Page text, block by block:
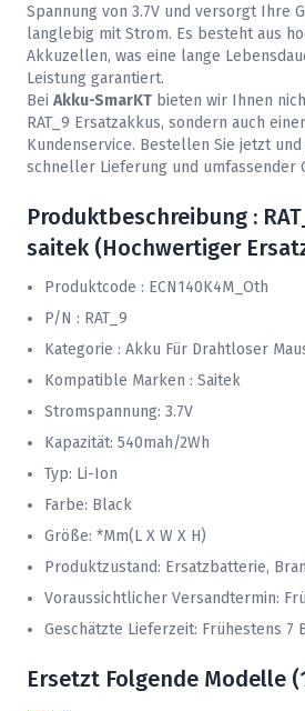
Spannung von 3.7V und versorgt Ihre
langlebig mit Strom. Es besteht aus
Akkuzellen, was eine lange
Leistung garantiert.
Bei Akku-SmarKT bieten wir Ihnen
RAT_9 Ersatzakkus, sondern auch
Kundenservice. Bestellen Sie jetzt
schneller Lieferung und umfassender
Produktbeschreibung :
saitek (Hochwertiger
Produktcode : ECN140K4M_Oth
P/N : RAT_9
Kategorie : Akku Für Drahtloser
Kompatible Marken : Saitek
Stromspannung: 3.7V
Kapazität: 540mah/2Wh
Typ: Li-Ion
Farbe: Black
Größe: *mm(L X W X H)
Produktzustand: Ersatzbatterie,
Voraussichtlicher Versandtermin:
Geschätzte Lieferzeit: Frühestens 7
Ersetzt Folgende Modelle